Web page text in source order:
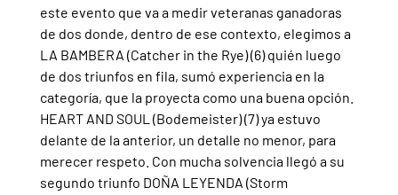
este evento que va a medir veteranas ganadoras
de dos donde, dentro de ese contexto, elegimos a
LA BAMBERA (Catcher in the Rye) (6) quién luego
de dos triunfos en fila, sumó experiencia en la
categoría, que la proyecta como una buena opción.
HEART AND SOUL (Bodemeister) (7) ya estuvo
delante de la anterior, un detalle no menor, para
merecer respeto. Con mucha solvencia llegó a su
segundo triunfo DOÑA LEYENDA (Storm